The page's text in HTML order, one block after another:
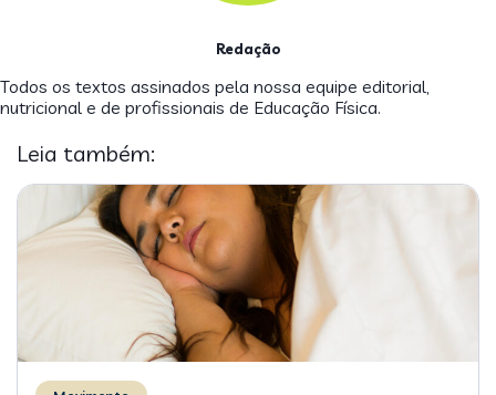
Redação
Todos os textos assinados pela nossa equipe editorial,
nutricional e de profissionais de Educação Física.
Leia também: